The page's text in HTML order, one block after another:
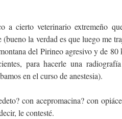
cierto veterinario extremeño
la verdad es que luego me
del Pirineo agresivo y de
para hacerle una
en el curso de anestesia).
con acepromacina? con
le contesté.